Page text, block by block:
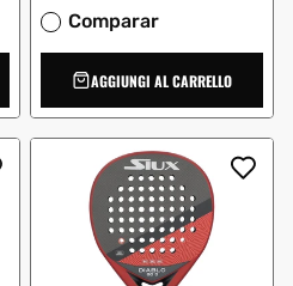
Comparar
AGGIUNGI AL CARRELLO